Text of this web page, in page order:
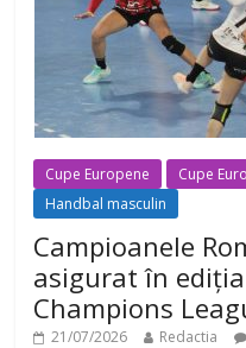
Cupe Europene Cupe
Handbal masculin
Campioanele
asigurat în
Champions
21/07/2026 Redactia